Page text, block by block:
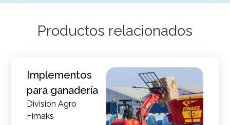
Productos relacionados
Implementos
para ganadería
División Agro
Fimaks